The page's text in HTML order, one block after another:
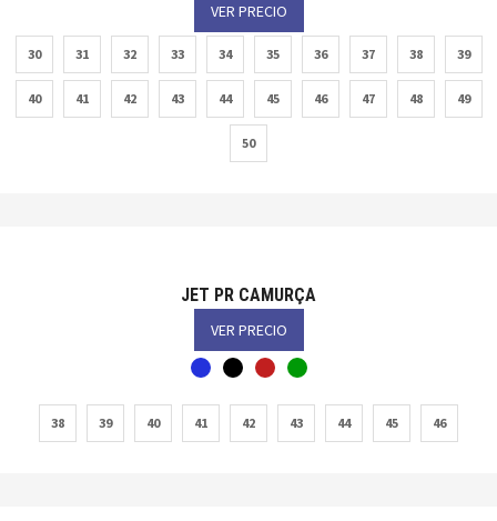
VER PRECIO
30 31 32 33 34 35 36 37 38 39
40 41 42 43 44 45 46 47 48 49
50
JET PR CAMURÇA
VER PRECIO
38 39 40 41 42 43 44 45 46